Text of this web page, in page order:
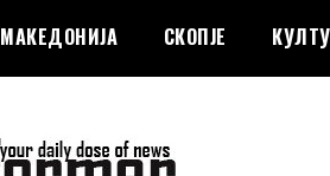
МАКЕДОНИЈА СКОПЈЕ